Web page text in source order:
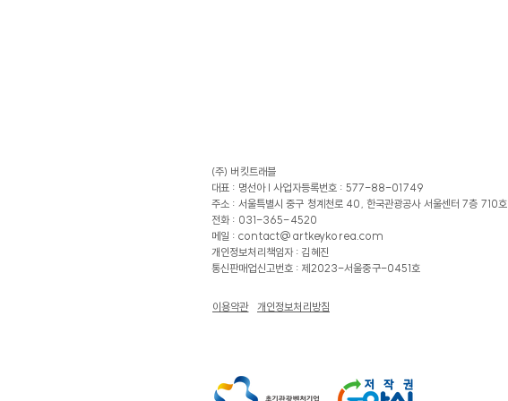
(주) 버킷트래블
대표 : 명선아 |사업자등록번호 : 577-88-01749
주소 : 서울특별시 중구 청계천로 40, 한국관광공사 서울센터 7층 710호
전화 : 031-365-4520
메일 : contact@artkeykorea.com
​개인정보처리책임자 : 김혜진
​통신판매업신고번호 : 제2023-서울중구-0451호
이용약관 개인정보처리방침